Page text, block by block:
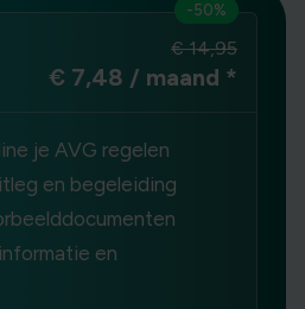
-50%
€ 14,95
€ 7,48 / maand *
je AVG regelen
en begeleiding
en